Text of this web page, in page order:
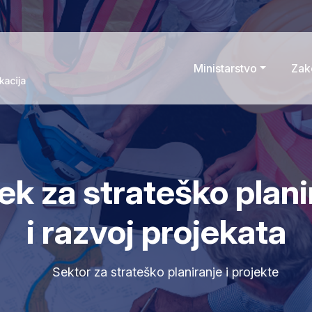
Ministarstvo
za strateško
i razvoj projekata
Sektor za strateško planiranje i projekte